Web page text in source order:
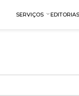
SERVIÇOS EDITORIAS